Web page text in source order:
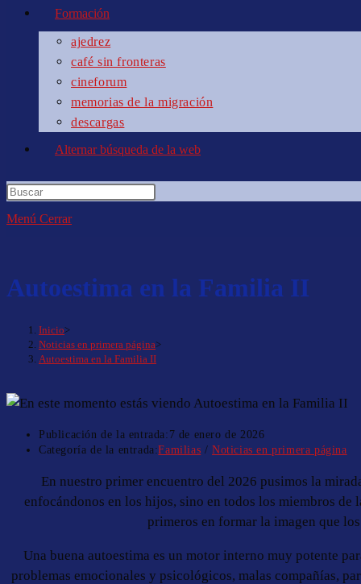
Formación
ajedrez
café sin fronteras
cineforum
memorias de la migración
descargas
Alternar búsqueda de la web
Menú Cerrar
Autoestima en la Familia II
Inicio>
Noticias en primera página>
Autoestima en la Familia II
Publicación de la entrada: 7 de enero de 2026
Categoría de la entrada:Familias / Noticias en primera página
En nuestro primer encuentro del 2026 pusimos la
enfocándonos en los hijos, sino en todos los miembros de
primeros en formar la imagen que
Una buena autoestima es un motor interno muy potente
problemas emocionales y psicológicos, malas compañías,